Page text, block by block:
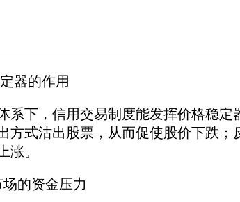
器的作用
下，信用交易制度能发挥价格稳定
方式沽出股票，从而促使股价下跌
涨。
的资金压力